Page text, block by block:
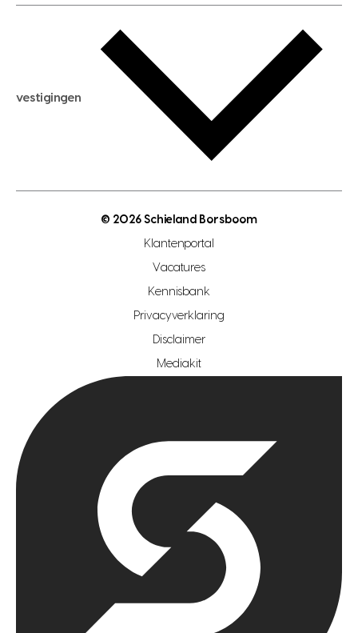
aankoopadvies
verkoopadvies
hypotheekadvies
hypotheek berekenen
maximale hypotheek berekenen
hypotheek bespaarcheck
gratis zoekprofiel aanmaken
open woningwaarde dag
vestigingen
makelaar regio zoetermeer
hypotheekshop regio den haag
hypotheekshop regio rotterdam
© 2026 Schieland Borsboom
Klantenportal
Vacatures
Kennisbank
Privacyverklaring
Disclaimer
Mediakit